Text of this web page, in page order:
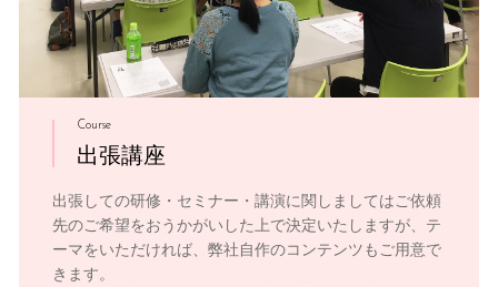
Course
出張講座
出張しての研修・セミナー・講演に関しましてはご依頼
先のご希望をおうかがいした上で決定いたしますが、テ
ーマをいただければ、弊社自作のコンテンツもご用意で
きます。